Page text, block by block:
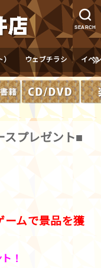
SEARCH
ウェブチラシ イベ
スプレゼント■
ームで景品を獲
！